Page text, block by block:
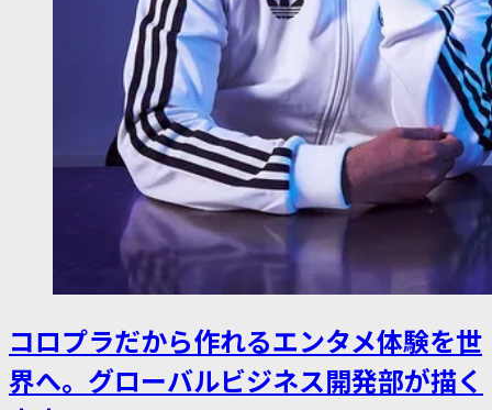
コロプラだから作れるエンタメ体験を世
界へ。グローバルビジネス開発部が描く